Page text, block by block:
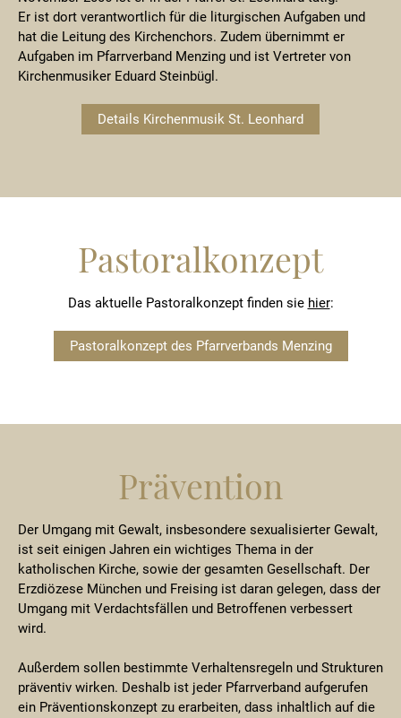
Er ist dort verantwortlich für die liturgischen Aufgaben und
hat die Leitung des Kirchenchors. Zudem übernimmt er
Aufgaben im Pfarrverband Menzing und ist Vertreter von
Kirchenmusiker Eduard Steinbügl.
Details Kirchenmusik St. Leonhard
Pastoralkonzept
Das aktuelle Pastoralkonzept finden sie hier:
Pastoralkonzept des Pfarrverbands Menzing
Prävention
Der Umgang mit Gewalt, insbesondere sexualisierter Gewalt,
ist seit einigen Jahren ein wichtiges Thema in der
katholischen Kirche, sowie der gesamten Gesellschaft. Der
Erzdiözese München und Freising ist daran gelegen, dass der
Umgang mit Verdachtsfällen und Betroffenen verbessert
wird.
Außerdem sollen bestimmte Verhaltensregeln und Strukturen
präventiv wirken. Deshalb ist jeder Pfarrverband aufgerufen
ein Präventionskonzept zu erarbeiten, dass inhaltlich auf die